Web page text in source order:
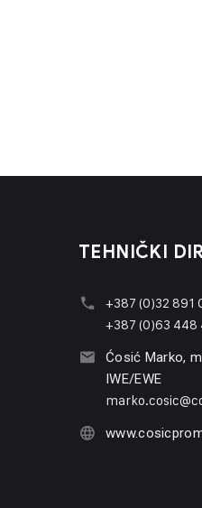
TEHNIČKI
+387 (0)32 891
+387 (0)63 448
Ćosić Marko,
IWE/EWE